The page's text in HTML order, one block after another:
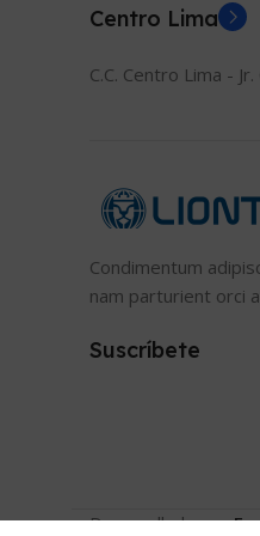
Centro Lima
C.C. Centro Lima -
Condimentum
nam parturient orci
Suscríbete
Desarrollado por